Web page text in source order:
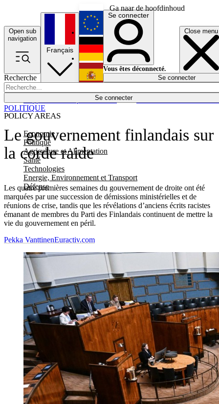
Ga naar de hoofdinhoud
Open sub
navigation
Close menu
Recherche
Se connecter
POLICY AREAS
Economie
Politique
Agriculture et Alimentation
Santé
Technologies
Energie, Environnement et Transport
Défense
Économie
Français
English
Deutsch
Español
Se connecter
Vous êtes déconnecté.
Se connecter
Le gouvernement finlandais sur
la corde raide
Les quatre premières semaines du gouvernement de droite ont été
marquées par une succession de démissions ministérielles et de
réunions de crise, tandis que les révélations d’anciens écrits racistes
émanant de membres du Parti des Finlandais continuent de mettre la
vie du gouvernement en péril.
POLITIQUE
Pekka VanttinenEuractiv.com